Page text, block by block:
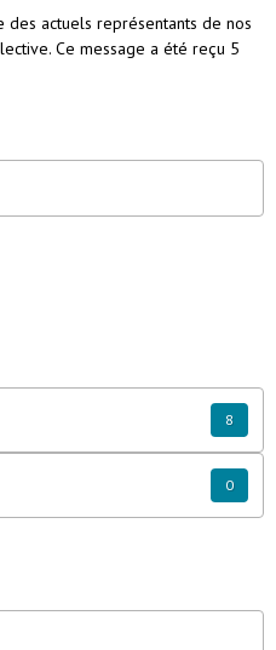
des actuels représentants de nos
Ce message a été reçu 5
8
0